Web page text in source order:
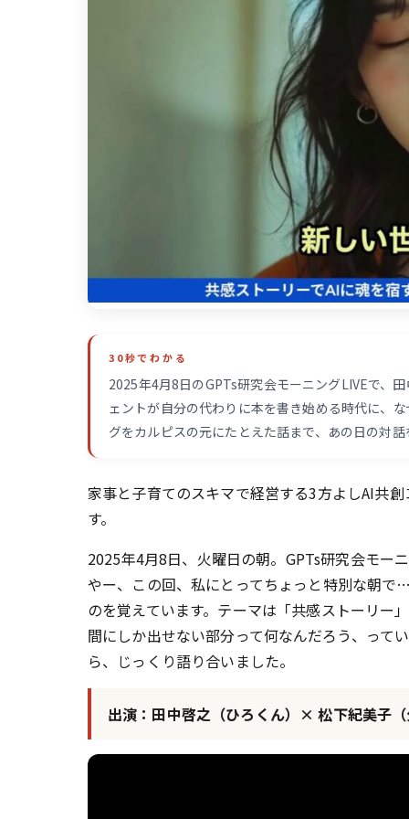
30秒でわかる
2025年4月8日のGPTs研究会モーニングLIVEで、
ェントが自分の代わりに本を書き始める時代に、
グをカルピスの元にたとえた話まで、あの日の対
家事と子育てのスキマで経営する3方よしAI共
す。
2025年4月8日、火曜日の朝。GPTs研究会モー
やー、この回、私にとってちょっと特別な朝
のを覚えています。テーマは「共感ストーリー
間にしか出せない部分って何なんだろう、って
ら、じっくり語り合いました。
出演：田中啓之（ひろくん）× 松下紀美子